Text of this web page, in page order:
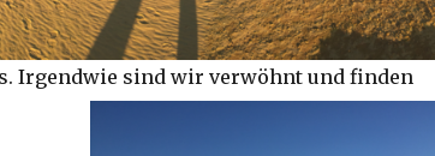
Irgendwie sind wir verwöhnt und finden